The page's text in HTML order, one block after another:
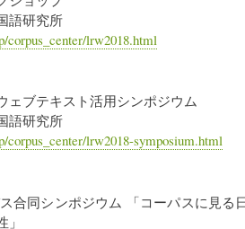
語研究所
corpus_center/lrw2018.html
ェブテキスト活用シンポジウム
語研究所
corpus_center/lrw2018-symposium.html
合同シンポジウム 「コーパスに見る